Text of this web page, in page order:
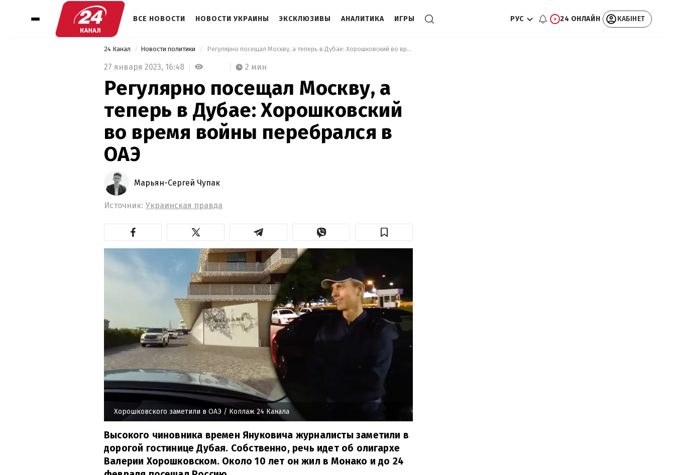
ВСЕ НОВОСТИ НОВОСТИ УКРАИНЫ ЭКСКЛЮЗИВЫ АНАЛИТИКА ИГРЫ РУС 24 ОНЛАЙН КАБІНЕТ
24 Канал Новости политики Регулярно посещал Москву, а теперь в Дубае: Хорошковский во время войны перебрался в ОАЭ
27 января 2023, 16:48 2 мин
Регулярно посещал Москву, а
теперь в Дубае: Хорошковский
во время войны перебрался в
ОАЭ
Марьян-Сергей Чупак
Источник: Украинская правда
Хорошковского заметили в ОАЭ / Коллаж 24 Канала
Высокого чиновника времен Януковича журналисты заметили в
дорогой гостинице Дубая. Собственно, речь идет об олигархе
Валерии Хорошковском. Около 10 лет он жил в Монако и до 24